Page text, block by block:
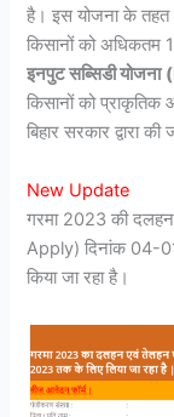
है। इस योजना के तहत
किसानों को अधिकतम
इनपुट सब्सिडी योजना
किसानों को
बिहार सरकार द्वारा की
New Update
गरमा 2023 की
Apply) दिनांक
किया जा रहा है।